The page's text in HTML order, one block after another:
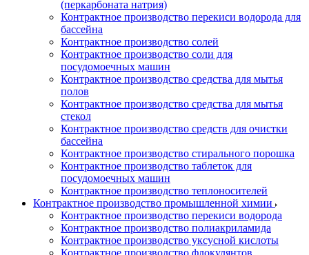
(перкарбоната натрия)
Контрактное производство перекиси водорода для
бассейна
Контрактное производство солей
Контрактное производство соли для
посудомоечных машин
Контрактное производство средства для мытья
полов
Контрактное производство средства для мытья
стекол
Контрактное производство средств для очистки
бассейна
Контрактное производство стирального порошка
Контрактное производство таблеток для
посудомоечных машин
Контрактное производство теплоносителей
Контрактное производство промышленной химии
Контрактное производство перекиси водорода
Контрактное производство полиакриламида
Контрактное производство уксусной кислоты
Контрактное производство флокулянтов